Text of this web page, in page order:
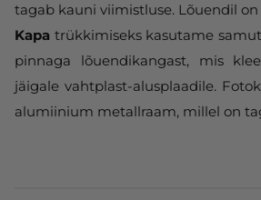
tagab kauni viimistluse. Lõuendil
Kapa trükkimiseks kasutame
pinnaga lõuendikangast, mis
jäigale vahtplast-alusplaadile.
alumiinium metallraam, millel on